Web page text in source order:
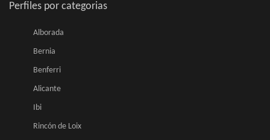
Perfiles por categorias
Alborada
Bernia
Benferri
Alicante
Ibi
Rincón de Loix